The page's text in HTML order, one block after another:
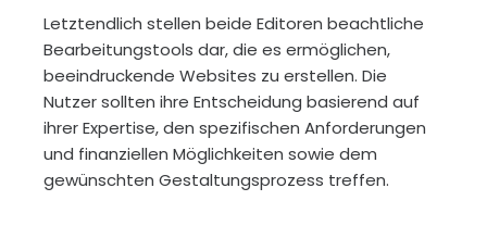
Letztendlich stellen beide Editoren beachtliche
Bearbeitungstools dar, die es ermöglichen,
beeindruckende Websites zu erstellen. Die
Nutzer sollten ihre Entscheidung basierend auf
ihrer Expertise, den spezifischen Anforderungen
und finanziellen Möglichkeiten sowie dem
gewünschten Gestaltungsprozess treffen.